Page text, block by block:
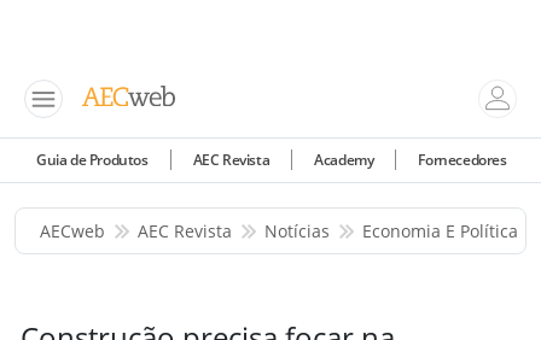
Guia de Produtos AEC Revista Academy Fornecedores
AECweb AEC Revista Notícias Economia E Política